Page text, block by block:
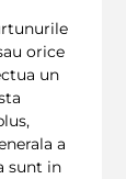
orice
un
a
sunt in